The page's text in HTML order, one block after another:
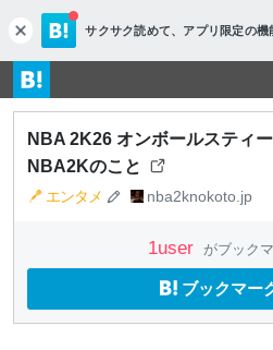
c
l
o
s
e
サクサク読めて、 アプリ限定の機
NBA 2K26 オンボールスティ
NBA2Kのこと
エンタメ nba2knokoto.jp
1user がブック
ブックマー